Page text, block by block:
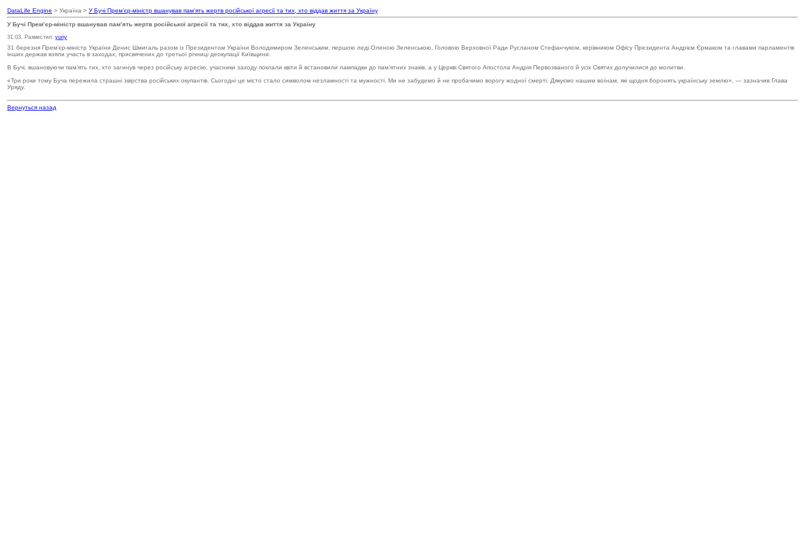
DataLife Engine > Україна > У Бучі Прем’єр-міністр вшанував пам’ять жертв російської агресії та тих, хто віддав життя за Україну
У Бучі Прем’єр-міністр вшанував пам’ять жертв російської агресії та тих, хто віддав життя за Україну
31.03. Разместил: yuriy
31 березня Прем’єр-міністр України Денис Шмигаль разом із Президентом України Володимиром Зеленським, першою леді Оленою Зеленською, Головою Верховної Ради Русланом Стефанчуком, керівником Офісу Президента Андрієм Єрмаком та главами парламентів
інших держав взяли участь в заходах, присвячених до третьої річниці деокупації Київщини.
В Бучі, вшановуючи пам'ять тих, хто загинув через російську агресію, учасники заходу поклали квіти й встановили лампадки до пам’ятних знаків, а у Церкві Святого Апостола Андрія Первозваного й усіх Святих долучилися до молитви.
«Три роки тому Буча пережила страшні звірства російських окупантів. Сьогодні це місто стало символом незламності та мужності. Ми не забудемо й не пробачимо ворогу жодної смерті. Дякуємо нашим воїнам, які щодня боронять українську землю», — зазначив Глава
Уряду.
Вернуться назад